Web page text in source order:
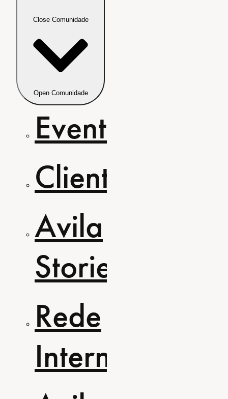
Close Comunidade
Open Comunidade
Eventos
Clientes
Avila
Stories
Rede
Internacional